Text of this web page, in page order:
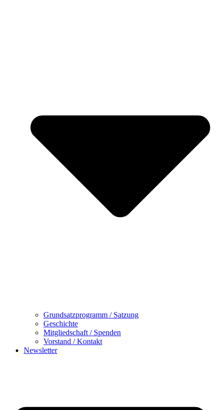
Grundsatzprogramm / Satzung
Geschichte
Mitgliedschaft / Spenden
Vorstand / Kontakt
Newsletter